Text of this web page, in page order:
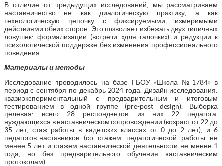
В отличие от предыдущих исследований, мы рассматриваем
наставничество не как диалогическую практику, а как
технологическую цепочку с фиксируемыми, измеримыми
действиями обеих сторон. Это позволяет избежать двух типичных
ловушек: формализации (встречи «для галочки») и редукции к
психологической поддержке без изменения профессионального
поведения.
Материалы и методы
Исследование проводилось на базе ГБОУ «Школа №1784» в
период с сентября по декабрь 2024 года. Дизайн исследования:
квазиэкспериментальный с предварительным и итоговым
тестированием в одной группе (pre-post design). Выборка
целевая: всего 28 респондентов, из них 22 педагога,
нуждающихся в наставническом сопровождении (возраст от 22 до
35 лет, стаж работы в кадетских классах от 0 до 2 лет), и 6
педагогов-наставников (со стажем педагогической работы не
менее 5 лет и стажем наставнической деятельности не менее 1
года, но без предварительного обучения наставническим
протоколам).